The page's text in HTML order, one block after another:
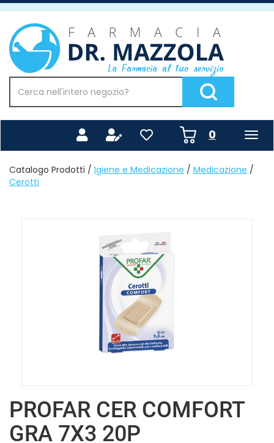
Passa
contenuto
principale
Farmacia
Mazzola
Prodotto
Cerca Prodotto
0prodotti
inseriti
Catalogo Prodotti / Igiene e Medicazione / Medicazione /
Cerotti
PROFAR CER COMFORT
GRA 7X3 20P